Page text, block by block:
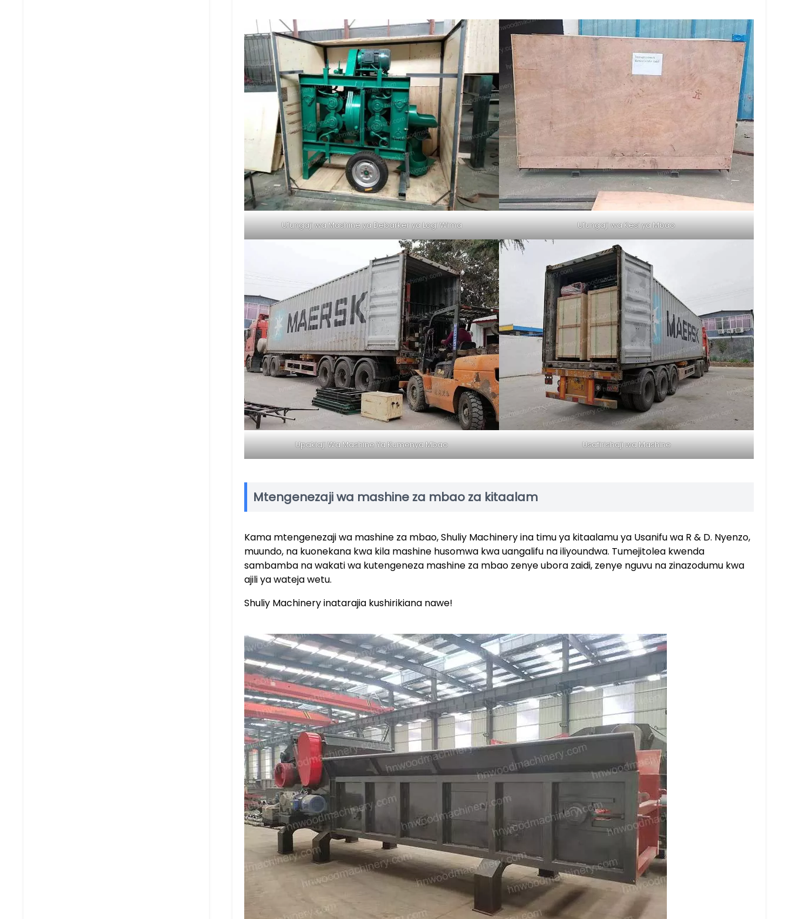
Ufungaji wa Mashine ya Debarker ya Logi Wima Ufungaji wa Kesi ya Mbao
Upakiaji Wa Mashine Ya Kumenya Mbao Usafirishaji wa Mashine
Mtengenezaji wa mashine za mbao za kitaalam
Kama mtengenezaji wa mashine za mbao, Shuliy Machinery ina timu ya kitaalamu ya Usanifu wa R & D. Nyenzo,
muundo, na kuonekana kwa kila mashine husomwa kwa uangalifu na iliyoundwa. Tumejitolea kwenda
sambamba na wakati wa kutengeneza mashine za mbao zenye ubora zaidi, zenye nguvu na zinazodumu kwa
ajili ya wateja wetu.
Shuliy Machinery inatarajia kushirikiana nawe!